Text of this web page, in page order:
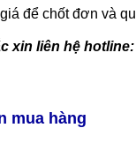
để chốt đơn và
xin liên hệ hotline:
mua hàng